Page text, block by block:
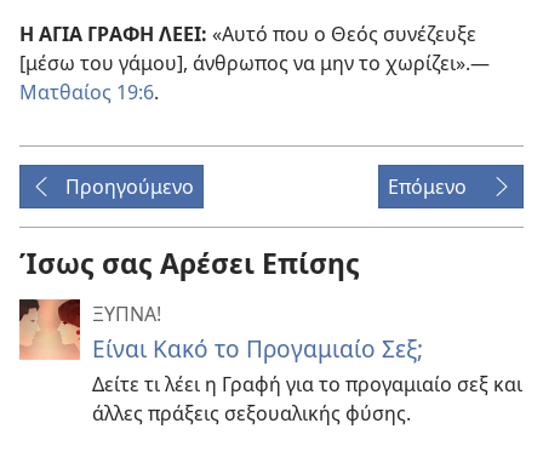
Η ΑΓΙΑ ΓΡΑΦΗ ΛΕΕΙ: «Αυτό που ο Θεός συνέζευξε
[μέσω του γάμου], άνθρωπος να μην το χωρίζει».​—
Ματθαίος 19:6.
Προηγούμενο Επόμενο
Ίσως σας Αρέσει Επίσης
ΞΥΠΝΑ!
Είναι Κακό το Προγαμιαίο Σεξ;
Δείτε τι λέει η Γραφή για το προγαμιαίο σεξ και
άλλες πράξεις σεξουαλικής φύσης.